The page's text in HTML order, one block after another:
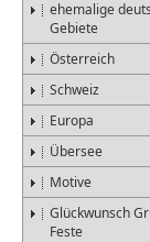
ehemalige
Gebiete
Österreich
Schweiz
Europa
Übersee
Motive
Glückwunsch
Feste